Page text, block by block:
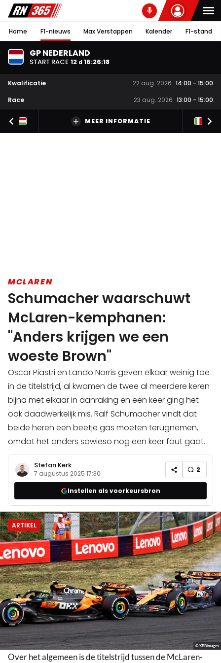
Home F1-nieuws Max Verstappen Kalender F1-stand
GP NEDERLAND
START RACE 12 d 16:26:18
Kwalificatie 22 aug. 2026 14:00 - 15:00
Race
23 aug. 2026 13:00 - 15:00
MEER INFORMATIE
MCLAREN
Schumacher waarschuwt
McLaren-kemphanen:
"Anders krijgen we een
woeste Brown"
Oscar Piastri en Lando Norris geven elkaar weinig toe
in de titelstrijd, al kwamen de twee al meerdere keren
bijna met elkaar in aanraking en een keer ging het
ook daadwerkelijk mis. Ralf Schumacher vindt dat
beide heren een beetje gas moeten terugnemen,
omdat het anders sowieso nog een keer fout gaat.
Stefan Kerk
7 augustus 2025 17:30 2
Instellen als voorkeursbron
ARTIKEL
© XPBimages
Over het algemeen is de titelstrijd tussen de McLaren-